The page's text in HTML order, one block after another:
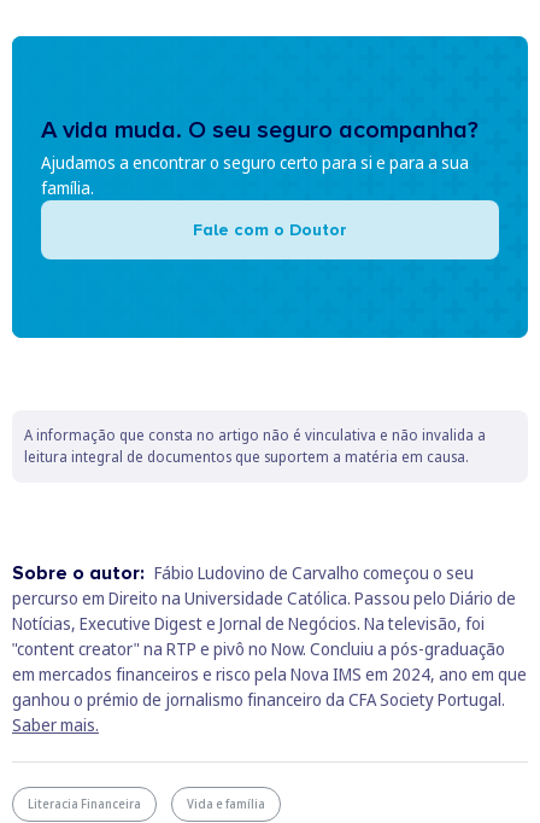
A vida muda. O seu seguro acompanha?
Ajudamos a encontrar o seguro certo para si e para a sua
família.
Fale com o Doutor
A informação que consta no artigo não é vinculativa e não invalida a
leitura integral de documentos que suportem a matéria em causa.
Sobre o autor: Fábio Ludovino de Carvalho começou o seu
percurso em Direito na Universidade Católica. Passou pelo Diário de
Notícias, Executive Digest e Jornal de Negócios. Na televisão, foi
"content creator" na RTP e pivô no Now. Concluiu a pós-graduação
em mercados financeiros e risco pela Nova IMS em 2024, ano em que
ganhou o prémio de jornalismo financeiro da CFA Society Portugal.
Saber mais.
Literacia Financeira Vida e família